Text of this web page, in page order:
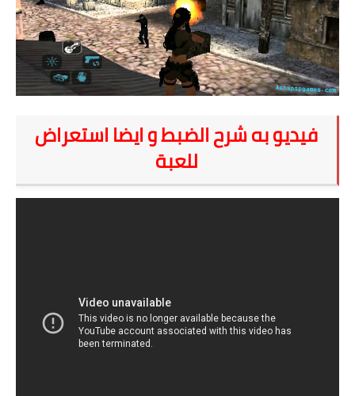
فيديو به شرح الضبط و ايضا استعراض
للعبة